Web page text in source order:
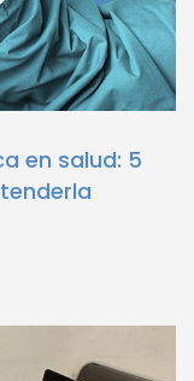
en salud: 5